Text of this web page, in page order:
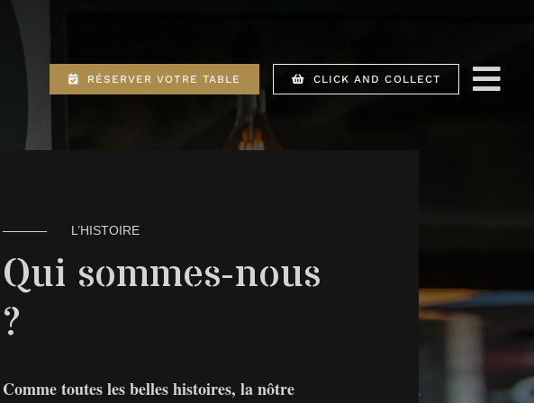
RÉSERVER VOTRE TABLE CLICK AND COLLECT
L’HISTOIRE
Qui sommes-nous
?
Comme toutes les belles histoires, la nôtre